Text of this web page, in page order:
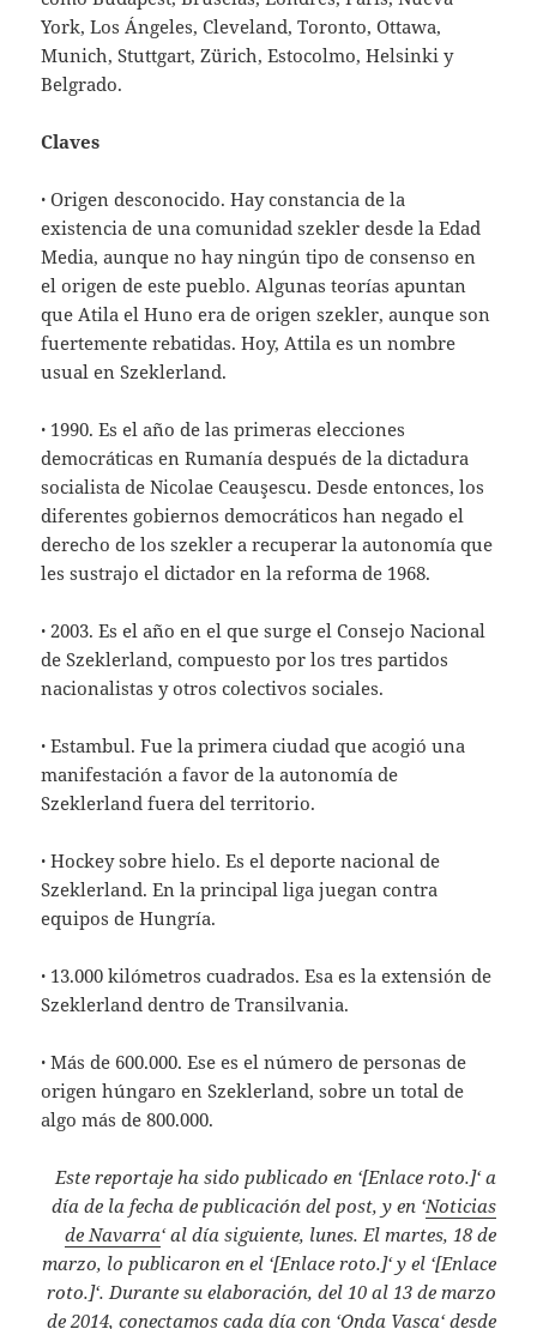
York, Los Ángeles, Cleveland, Toronto, Ottawa,
Munich, Stuttgart, Zürich, Estocolmo, Helsinki y
Belgrado.
Claves
· Origen desconocido. Hay constancia de la
existencia de una comunidad szekler desde la Edad
Media, aunque no hay ningún tipo de consenso en
el origen de este pueblo. Algunas teorías apuntan
que Atila el Huno era de origen szekler, aunque son
fuertemente rebatidas. Hoy, Attila es un nombre
usual en Szeklerland.
· 1990. Es el año de las primeras elecciones
democráticas en Rumanía después de la dictadura
socialista de Nicolae Ceauşescu. Desde entonces, los
diferentes gobiernos democráticos han negado el
derecho de los szekler a recuperar la autonomía que
les sustrajo el dictador en la reforma de 1968.
· 2003. Es el año en el que surge el Consejo Nacional
de Szeklerland, compuesto por los tres partidos
nacionalistas y otros colectivos sociales.
· Estambul. Fue la primera ciudad que acogió una
manifestación a favor de la autonomía de
Szeklerland fuera del territorio.
· Hockey sobre hielo. Es el deporte nacional de
Szeklerland. En la principal liga juegan contra
equipos de Hungría.
· 13.000 kilómetros cuadrados. Esa es la extensión de
Szeklerland dentro de Transilvania.
· Más de 600.000. Ese es el número de personas de
origen húngaro en Szeklerland, sobre un total de
algo más de 800.000.
Este reportaje ha sido publicado en ‘[Enlace roto.]‘ a
día de la fecha de publicación del post, y en ‘Noticias
de Navarra‘ al día siguiente, lunes. El martes, 18 de
marzo, lo publicaron en el ‘[Enlace roto.]‘ y el ‘[Enlace
roto.]‘. Durante su elaboración, del 10 al 13 de marzo
de 2014, conectamos cada día con ‘Onda Vasca‘ desde